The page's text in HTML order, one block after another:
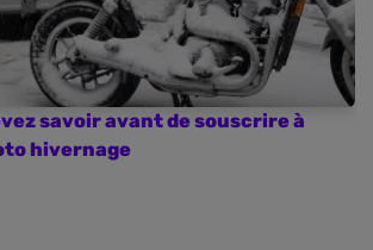
savoir avant de souscrire à
hivernage